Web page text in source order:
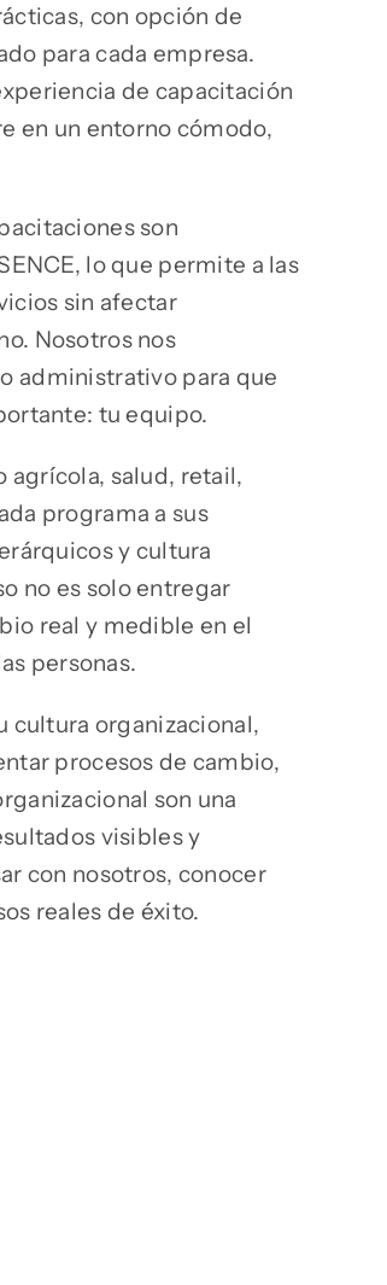
con opción de
para cada empresa.
de capacitación
en un entorno cómodo,
son
lo que permite a las
sin afectar
Nosotros nos
administrativo para que
tu equipo.
agrícola, salud, retail,
programa a sus
y cultura
no es solo entregar
real y medible en el
personas.
cultura organizacional,
procesos de cambio,
son una
visibles y
con nosotros, conocer
reales de éxito.